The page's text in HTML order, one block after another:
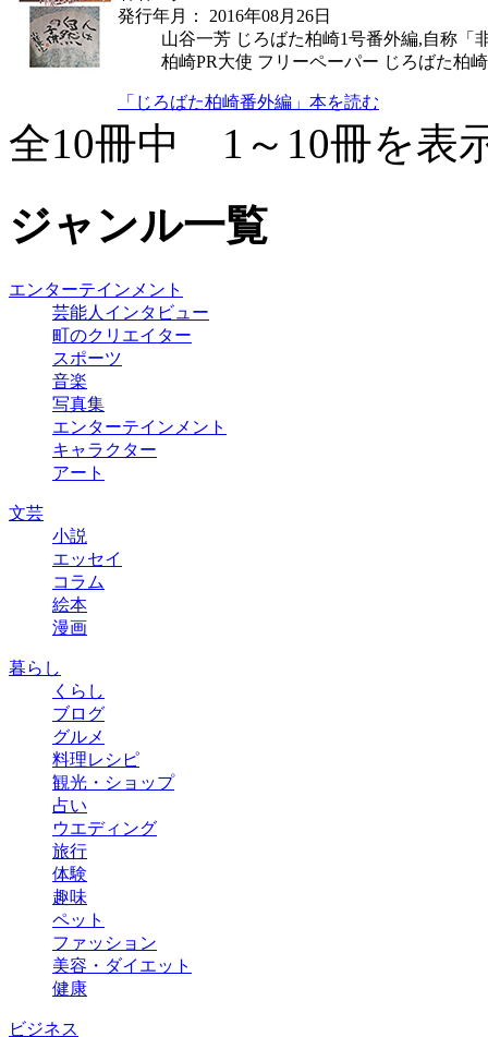
発行年月： 2016年08月26日
山谷一芳 じろばた柏崎1号番外編,自称「
柏崎PR大使 フリーペーパー じろばた柏
「じろばた柏崎番外編」本を読む
全10冊中 1～10冊を表
ジャンル一覧
エンターテインメント
芸能人インタビュー
町のクリエイター
スポーツ
音楽
写真集
エンターテインメント
キャラクター
アート
文芸
小説
エッセイ
コラム
絵本
漫画
暮らし
くらし
ブログ
グルメ
料理レシピ
観光・ショップ
占い
ウエディング
旅行
体験
趣味
ペット
ファッション
美容・ダイエット
健康
ビジネス